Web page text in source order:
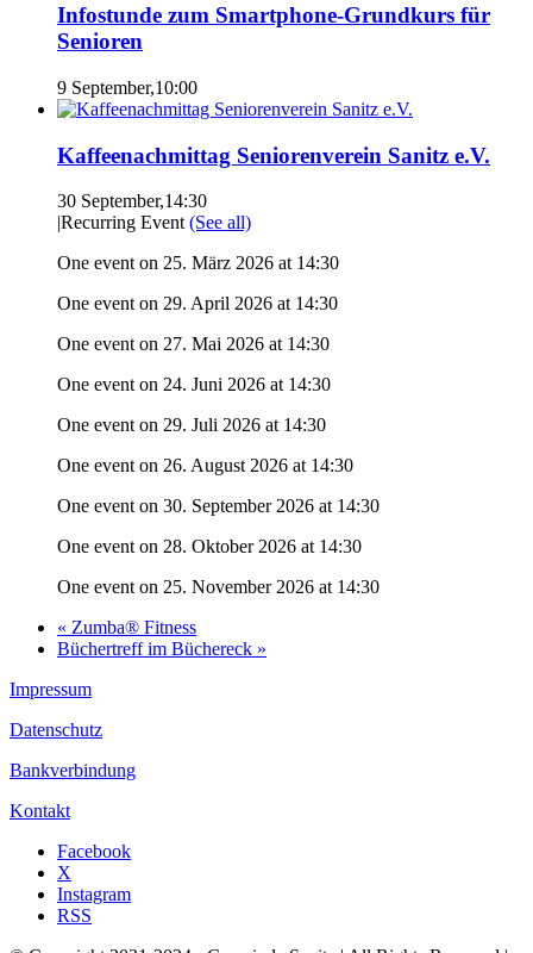
Infostunde zum Smartphone-Grundkurs für
Senioren
9 September,10:00
Kaffeenachmittag Seniorenverein Sanitz e.V.
30 September,14:30
|Recurring Event (See all)
One event on 25. März 2026 at 14:30
One event on 29. April 2026 at 14:30
One event on 27. Mai 2026 at 14:30
One event on 24. Juni 2026 at 14:30
One event on 29. Juli 2026 at 14:30
One event on 26. August 2026 at 14:30
One event on 30. September 2026 at 14:30
One event on 28. Oktober 2026 at 14:30
One event on 25. November 2026 at 14:30
« Zumba® Fitness
Büchertreff im Büchereck »
Impressum
Datenschutz
Bankverbindung
Kontakt
Facebook
X
Instagram
RSS